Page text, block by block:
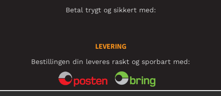
Betal trygt og sikkert med:
LEVERING
Bestillingen din leveres raskt og sporbart med: